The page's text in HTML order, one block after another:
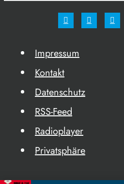
Impressum
Kontakt
Datenschutz
RSS-Feed
Radioplayer
Privatsphäre